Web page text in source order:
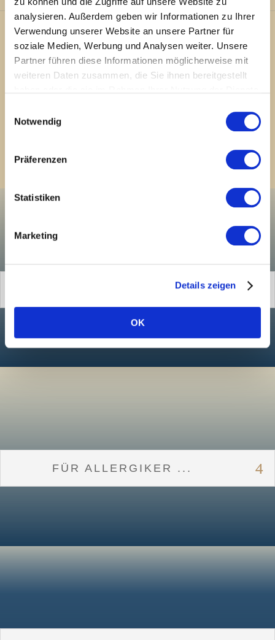
analysieren. Außerdem geben wir Informationen zu Ihrer
Verwendung unserer Website an unsere Partner für
soziale Medien, Werbung und Analysen weiter. Unsere
Partner führen diese Informationen möglicherweise mit
weiteren Daten zusammen, die Sie ihnen bereitgestellt
Cookies, wenn Sie unsere Webseite weiterhin nutzen.
Notwendig
Präferenzen
Statistiken
Marketing
Details zeigen
OK
WEITERE
FÜR GASTRONOMEN...
FÜR ALLERGIKER ...